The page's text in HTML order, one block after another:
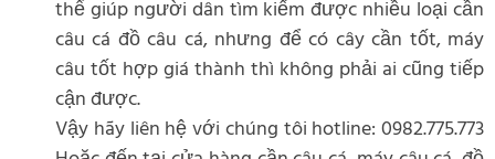
thể giúp người dân tìm kiếm được nhiều loại cần
câu cá đồ câu cá, nhưng để có cây cần tốt, máy
câu tốt hợp giá thành thì không phải ai cũng tiếp
cận được.
Vậy hãy liên hệ với chúng tôi hotline: 0982.775.773